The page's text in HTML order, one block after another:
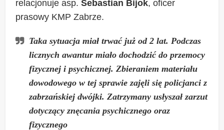
relacjonuje asp.Sebastian Bijok, oficer
prasowy KMP Zabrze.
Taka sytuacja miał trwać już od 2 lat. Podczas
licznych awantur miało dochodzić do przemocy
fizycznej i psychicznej. Zbieraniem materiału
dowodowego w tej sprawie zajęli się policjanci z
zabrzańskiej dwójki. Zatrzymany usłyszał zarzut
dotyczący znęcania psychicznego oraz
fizycznego